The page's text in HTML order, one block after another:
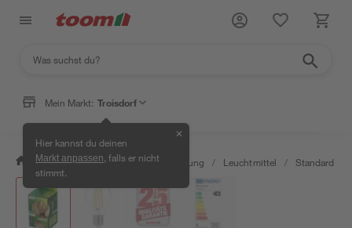
Mein Markt: Troisdorf
Hier kannst du deinen
Markt anpassen , falls er nicht
stimmt.
✕
/ Wohnen & Haushalt / Beleuchtung / Leuchtmittel / Standard